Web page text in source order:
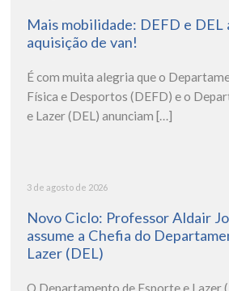
Mais mobilidade: DEFD e DEL
aquisição de van!
É com muita alegria que o
Física e Desportos (DEFD) e o
e Lazer (DEL) anunciam […]
3 de agosto de 2026
Novo Ciclo: Professor Aldair
assume a Chefia do
Lazer (DEL)
O Departamento de Esporte e Lazer